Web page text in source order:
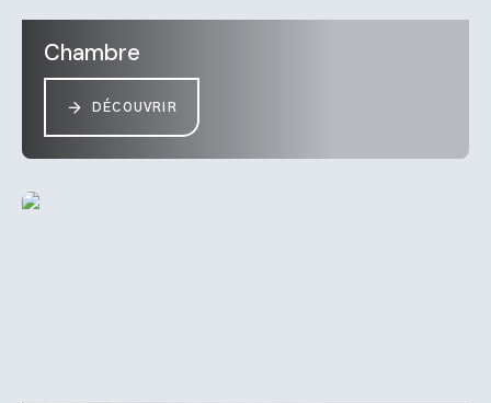
Chambre
DÉCOUVRIR